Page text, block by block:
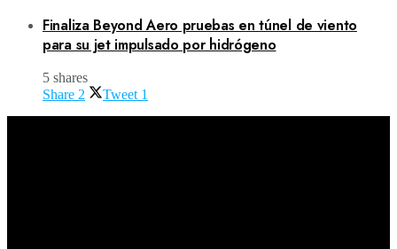
Finaliza Beyond Aero pruebas en túnel de viento
para su jet impulsado por hidrógeno
5 shares
Share 2 Tweet 1